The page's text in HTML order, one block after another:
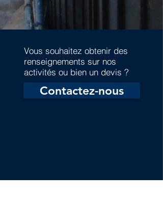
Vous souhaitez obtenir des
renseignements sur nos
activités ou bien un devis ?
Contactez-nous